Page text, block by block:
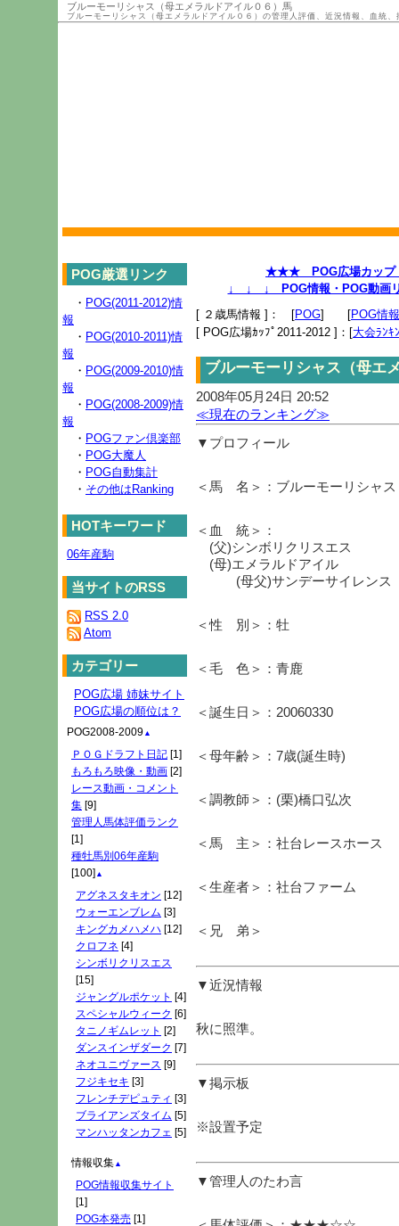
ブルーモーリシャス（母エメラルドアイル０６）馬
ブルーモーリシャス（母エメラルドアイル０６）の管理人評価、近況情報、血統
ブルーモーリシャス（母エ
2008年05月24日 20:52
≪現在のランキング≫
▼プロフィール
＜馬 名＞：ブルーモーリシャス
＜血 統＞：
(父)シンボリクリスエス
(母)エメラルドアイル
(母父)サンデーサイレンス
＜性 別＞：牡
＜毛 色＞：青鹿
＜誕生日＞：20060330
＜母年齢＞：7歳(誕生時)
＜調教師＞：(栗)橋口弘次
＜馬 主＞：社台レースホース
＜生産者＞：社台ファーム
＜兄 弟＞
▼近況情報
秋に照準。
▼掲示板
※設置予定
▼管理人のたわ言
POG厳選リンク
・ POG(2011-2012)情
報
・ POG(2010-2011)情
報
・ POG(2009-2010)情
報
・ POG(2008-2009)情
報
・ POGファン倶楽部
・ POG大魔人
・ POG自動集計
・ その他はRanking
HOTキーワード
06年産駒
当サイトのRSS
RSS 2.0
Atom
カテゴリー
POG広場 姉妹サイト
POG広場の順位は？
POG2008-2009 ▲
ＰＯＧドラフト日記 [1]
もろもろ映像・動画 [2]
レース動画・コメント
集 [9]
管理人馬体評価ランク
[1]
種牡馬別06年産駒
[100] ▲
アグネスタキオン [12]
ウォーエンブレム [3]
キングカメハメハ [12]
クロフネ [4]
シンボリクリスエス
[15]
ジャングルポケット [4]
スペシャルウィーク [6]
タニノギムレット [2]
ダンスインザダーク [7]
ネオユニヴァース [9]
フジキセキ [3]
フレンチデピュティ [3]
ブライアンズタイム [5]
マンハッタンカフェ [5]
情報収集 ▲
POG情報収集サイト
[1]
POG本発売 [1]
★★★ POG広場カッ
↓ ↓ ↓ POG情報・POG動画
[ ２歳馬情報 ]： [POG] [POG情報
[ POG広場ｶｯﾌﾟ2011-2012 ]：[大会ﾗﾝｷ